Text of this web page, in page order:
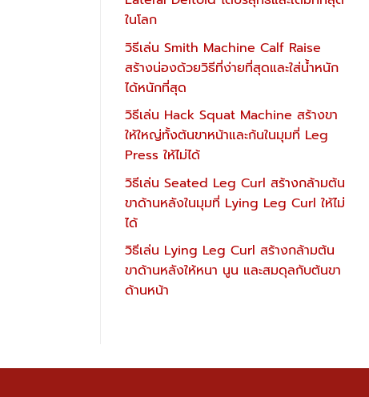
ในโลก
วิธีเล่น Smith Machine Calf Raise
สร้างน่องด้วยวิธีที่ง่ายที่สุดและใส่น้ำหนัก
ได้หนักที่สุด
วิธีเล่น Hack Squat Machine สร้างขา
ให้ใหญ่ทั้งต้นขาหน้าและก้นในมุมที่ Leg
Press ให้ไม่ได้
วิธีเล่น Seated Leg Curl สร้างกล้ามต้น
ขาด้านหลังในมุมที่ Lying Leg Curl ให้ไม่
ได้
วิธีเล่น Lying Leg Curl สร้างกล้ามต้น
ขาด้านหลังให้หนา นูน และสมดุลกับต้นขา
ด้านหน้า